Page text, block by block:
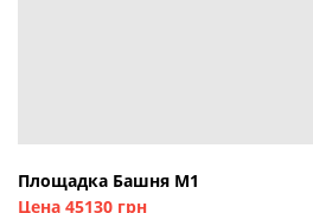
Площадка Башня М1
Цена 45130 грн